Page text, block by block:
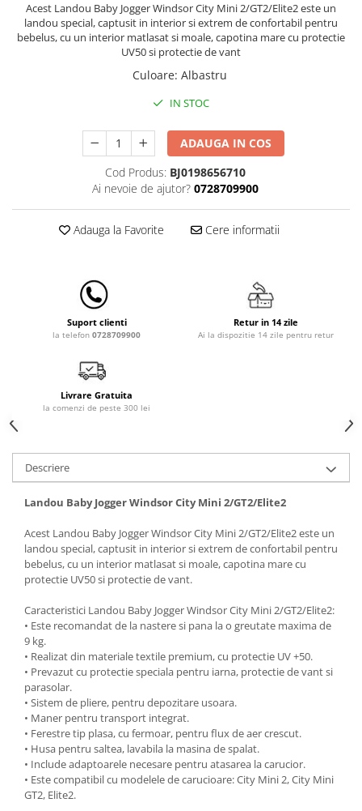
Saltele 127 x 63 cm
Saltele de la 160 x 80 cm
Lenjerii patut 120 x 60 cm
Baldachin patut
Perne copii si mamici
Protectii saltea
Comode copii
Porti de siguranta
Dulap si cutii jucarii
Sac de dormit copii
Leagane & balansoare & sezlonguri
Covorase de joaca
Carusele patut
Lampi de veghe
Mobilier Birou
Saltele de infasat
Scaun masa copii
La plimbare
Biciclete
ani)
Biciclete copii cu roti 12 inch (3-6
ani)
Biciclete copii cu roti 14 inch (3-7
ani)
Biciclete copii cu roti 16 inch (4-9
ani)
Biciclete copii cu roti 20 inch
Biciclete cu roti 24 inch
Biciclete cu roti 26 inch
Acest Landou Baby Jogger Windsor City Mini 2/GT2/Elite2 este un
landou special, captusit in interior si extrem de confortabil pentru
bebelus, cu un interior matlasat si moale, capotina mare cu protectie
UV50 si protectie de vant
Culoare: Albastru
IN STOC
ADAUGA IN COS
Cod Produs: BJ0198656710
Ai nevoie de ajutor? 0728709900
Adauga la Favorite Cere informatii
Suport clienti
la telefon 0728709900
Retur in 14 zile
Ai la dispozitie 14 zile pentru retur
Livrare Gratuita
la comenzi de peste 300 lei
Descriere
Landou Baby Jogger Windsor City Mini 2/GT2/Elite2
Acest Landou Baby Jogger Windsor City Mini 2/GT2/Elite2 este un
landou special, captusit in interior si extrem de confortabil pentru
bebelus, cu un interior matlasat si moale, capotina mare cu
protectie UV50 si protectie de vant.
Caracteristici Landou Baby Jogger Windsor City Mini 2/GT2/Elite2:
• Este recomandat de la nastere si pana la o greutate maxima de
9 kg.
• Realizat din materiale textile premium, cu protectie UV +50.
• Prevazut cu protectie speciala pentru iarna, protectie de vant si
parasolar.
• Sistem de pliere, pentru depozitare usoara.
• Maner pentru transport integrat.
• Ferestre tip plasa, cu fermoar, pentru flux de aer crescut.
• Husa pentru saltea, lavabila la masina de spalat.
• Include adaptoarele necesare pentru atasarea la carucior.
• Este compatibil cu modelele de carucioare: City Mini 2, City Mini
GT2, Elite2.